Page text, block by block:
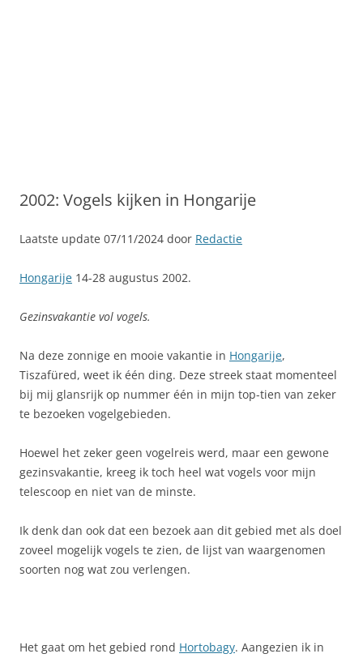
2002: Vogels kijken in Hongarije
Laatste update 07/11/2024 door Redactie
Hongarije 14-28 augustus 2002.
Gezinsvakantie vol vogels.
Na deze zonnige en mooie vakantie in Hongarije,
Tiszafüred, weet ik één ding. Deze streek staat momenteel
bij mij glansrijk op nummer één in mijn top-tien van zeker
te bezoeken vogelgebieden.
Hoewel het zeker geen vogelreis werd, maar een gewone
gezinsvakantie, kreeg ik toch heel wat vogels voor mijn
telescoop en niet van de minste.
Ik denk dan ook dat een bezoek aan dit gebied met als doel
zoveel mogelijk vogels te zien, de lijst van waargenomen
soorten nog wat zou verlengen.
Het gaat om het gebied rond Hortobagy. Aangezien ik in